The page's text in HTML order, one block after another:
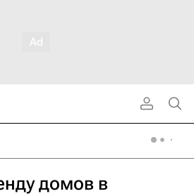
домов в